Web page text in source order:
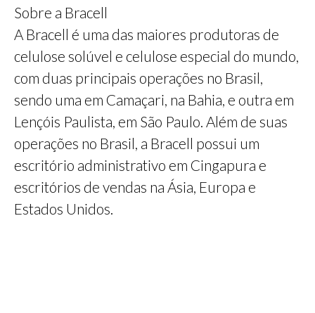
Sobre a Bracell
A Bracell é uma das maiores produtoras de
celulose solúvel e celulose especial do mundo,
com duas principais operações no Brasil,
sendo uma em Camaçari, na Bahia, e outra em
Lençóis Paulista, em São Paulo. Além de suas
operações no Brasil, a Bracell possui um
escritório administrativo em Cingapura e
escritórios de vendas na Ásia, Europa e
Estados Unidos.